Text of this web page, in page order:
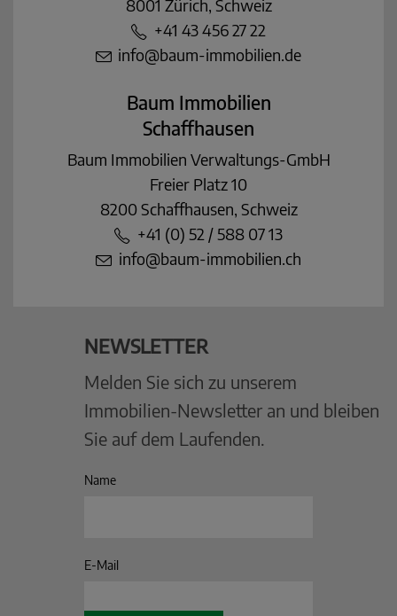
8001 Zürich, Schweiz
+41 43 456 27 22
info@baum-immobilien.de
Baum Immobilien
Schaffhausen
Baum Immobilien Verwaltungs-GmbH
Freier Platz 10
8200 Schaffhausen, Schweiz
+41 (0) 52 / 588 07 13
info@baum-immobilien.ch
NEWSLETTER
Melden Sie sich zu unserem
Immobilien-Newsletter an und bleiben
Sie auf dem Laufenden.
Name
E-Mail